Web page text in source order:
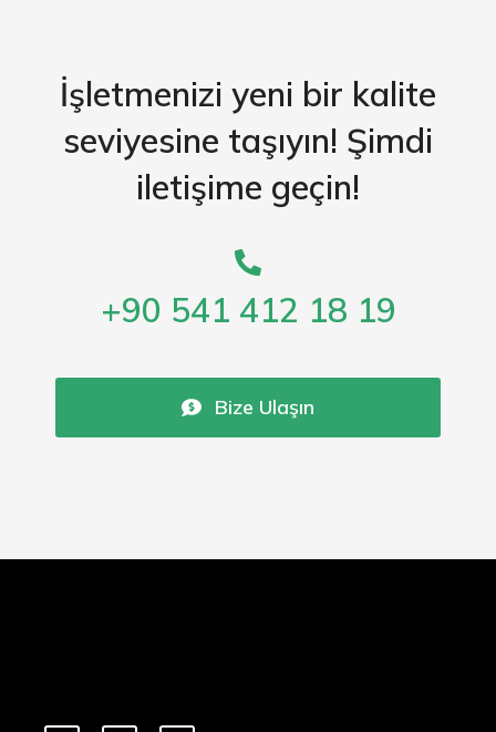
İşletmenizi yeni bir kalite
seviyesine taşıyın! Şimdi
iletişime geçin!
+90 541 412 18 19
Bize Ulaşın